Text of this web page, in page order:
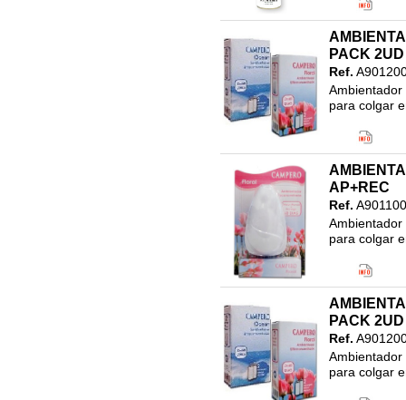
400ML
PACK 2UD
Ref.
para colgar
DIFUSOR
AP+REC
Ref.
para colgar
DIFUSOR
PACK 2UD
Ref.
para colgar